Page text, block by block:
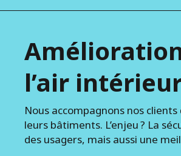
CAMPUS
FONDATION
INSTITUT
l’air
Nous accompagnons nos
leurs bâtiments. L’enjeu ? La
des usagers, mais aussi une